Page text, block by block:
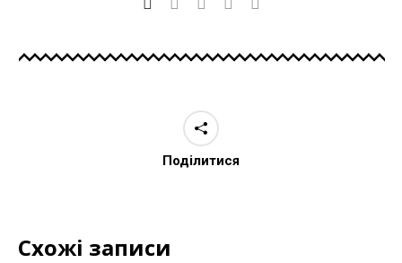
Поділитися
Схожі записи